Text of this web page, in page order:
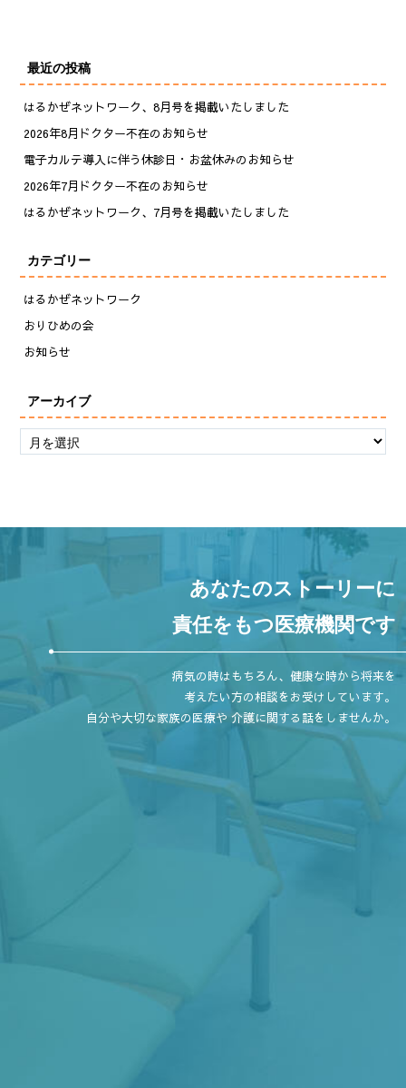
最近の投稿
はるかぜネットワーク、8月号を掲載いたしました
2026年8月ドクター不在のお知らせ
電子カルテ導入に伴う休診日・お盆休みのお知らせ
2026年7月ドクター不在のお知らせ
はるかぜネットワーク、7月号を掲載いたしました
カテゴリー
はるかぜネットワーク
おりひめの会
お知らせ
アーカイブ
あなたのストーリーに
責任をもつ医療機関です
病気の時はもちろん、健康な時から将来を
考えたい方の相談をお受けしています。
自分や大切な家族の医療や 介護に関する話をしませんか。